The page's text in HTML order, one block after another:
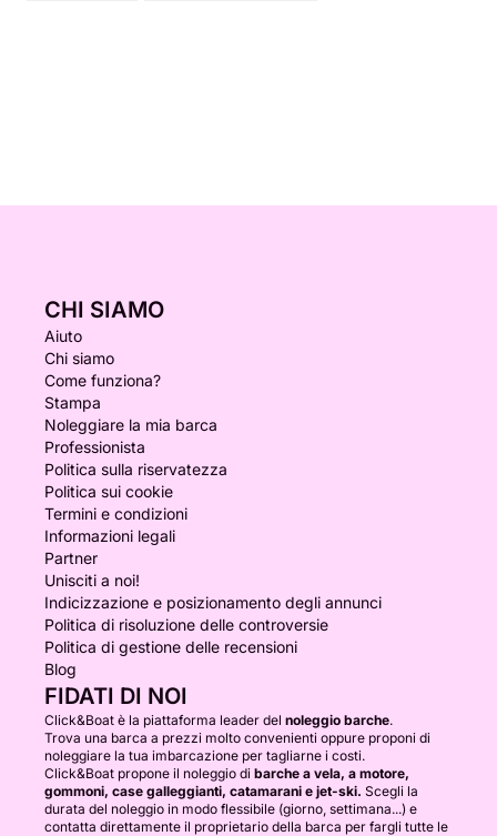
CHI SIAMO
Aiuto
Chi siamo
Come funziona?
Stampa
Noleggiare la mia barca
Professionista
Politica sulla riservatezza
Politica sui cookie
Termini e condizioni
Informazioni legali
Partner
Unisciti a noi!
Indicizzazione e posizionamento degli annunci
Politica di risoluzione delle controversie
Politica di gestione delle recensioni
Blog
FIDATI DI NOI
Click&Boat è la piattaforma leader del noleggio barche.
Trova una barca a prezzi molto convenienti oppure proponi di
noleggiare la tua imbarcazione per tagliarne i costi.
Click&Boat propone il noleggio di barche a vela, a motore,
gommoni, case galleggianti, catamarani e jet-ski. Scegli la
durata del noleggio in modo flessibile (giorno, settimana...) e
contatta direttamente il proprietario della barca per fargli tutte le